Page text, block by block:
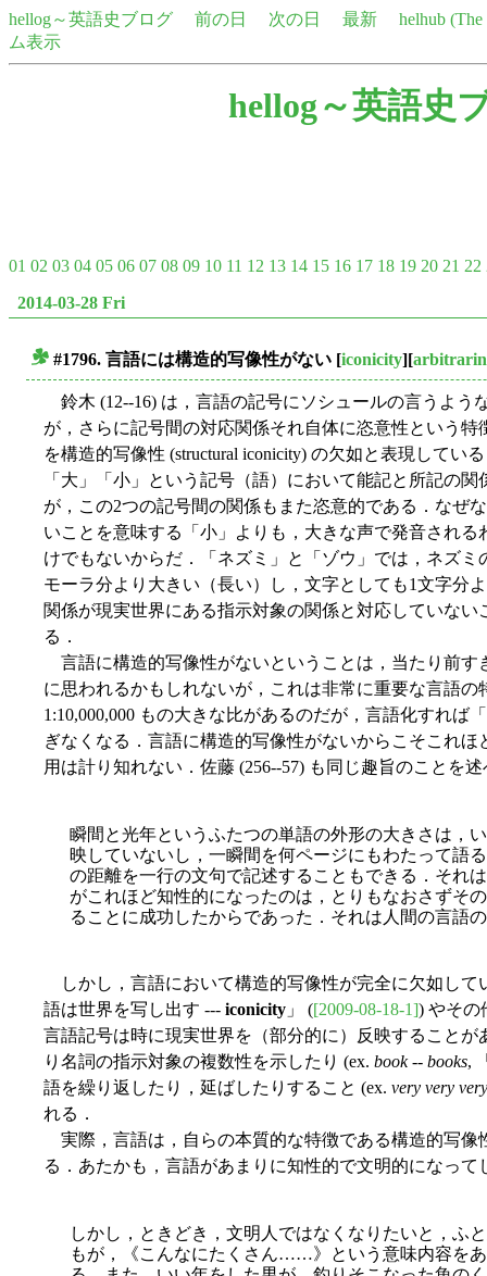
hellog～英語史ブログ 前の日 次の日 最新
helhub
ム表示
hellog～英語史
01 02 03 04 05 06 07 08 09 10 11 12 13 14 15 16 17 18 19 20 21 22
2014-03-28 Fri
#1796. 言語には構造的写像性がない [iconicity][
鈴木 (12--16) は，言語の記号にソシュールの言うよう
が，さらに記号間の対応関係それ自体に恣意性という
を構造的写像性 (structural iconicity) の欠如と表現してい
「大」「小」という記号（語）において能記と所記の
が，この2つの記号間の関係もまた恣意的である．なぜ
いことを意味する「小」よりも，大きな声で発音され
けでもないからだ．「ネズミ」と「ゾウ」では，ネズ
モーラ分より大きい（長い）し，文字としても1文字分
関係が現実世界にある指示対象の関係と対応していな
る．
言語に構造的写像性がないということは，当たり前す
に思われるかもしれないが，これは非常に重要な言語の
1:10,000,000 もの大きな比があるのだが，言語化すれば
ぎなくなる．言語に構造的写像性がないからこそこれ
用は計り知れない．佐藤 (256--57) も同じ趣旨のことを
瞬間と光年というふたつの単語の外形の大きさは，
映していないし，一瞬間を何ページにもわたって語
の距離を一行の文句で記述することもできる．それ
がこれほど知性的になったのは，とりもなおさずそ
ることに成功したからであった．それは人間の言語
しかし，言語において構造的写像性が完全に欠如して
語は世界を写し出す --- iconicity 」 ([2009-08-18-1]) やそ
言語記号は時に現実世界を（部分的に）反映すること
り名詞の指示対象の複数性を示したり (ex. book-- books,
語を繰り返したり，延ばしたりすること (ex. very very
れる．
実際，言語は，自らの本質的な特徴である構造的写像
る．あたかも，言語があまりに知性的で文明的になっ
しかし，ときどき，文明人ではなくなりたいと，ふ
もが，《こんなにたくさん……》という意味内容を